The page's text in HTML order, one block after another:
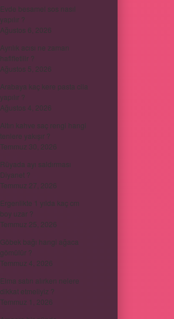
Evde besamel sos nasıl
yapılır ?
Ağustos 6, 2026
Ayrılık acısı ne zaman
hafifletilir ?
Ağustos 5, 2026
Arabaya kaç kere pasta cila
yapılır ?
Ağustos 4, 2026
Altın kahve saç rengi hangi
tenlere yakışır ?
Temmuz 30, 2026
Rüyada ayı saldırması
Diyanet ?
Temmuz 27, 2026
Ergenlikte 1 yılda kaç cm
boy uzar ?
Temmuz 25, 2026
Göbek bağı hangi ağaca
gömülür ?
Temmuz 4, 2026
Elma satın alırken nelere
dikkat etmeliyiz ?
Temmuz 1, 2026